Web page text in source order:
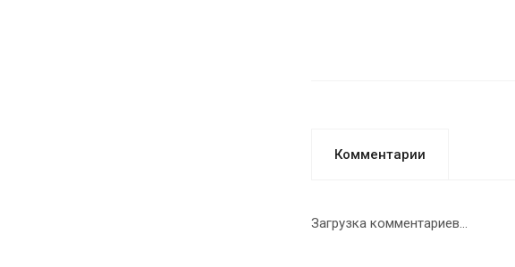
Комментарии
Загрузка комментариев...